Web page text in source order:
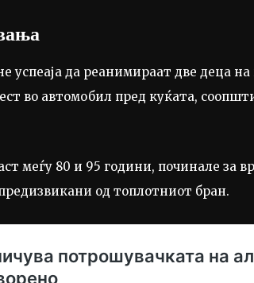
успеаја да реанимираат две деца
во автомобил пред куќата,
меѓу 80 и 95 години, починале за
од топлотниот бран.